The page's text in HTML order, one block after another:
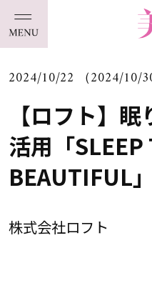
2024/10/22 （2024/10/
【ロフト】
活用「SLEEP
BEAUTIFUL」
株式会社ロフト